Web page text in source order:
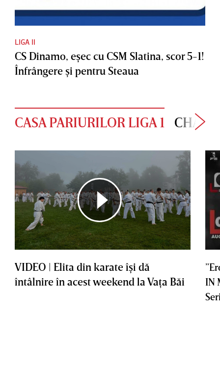
LIGA II
CS Dinamo, eşec cu CSM Slatina, scor 5-1!
Înfrângere şi pentru Steaua
CASA PARIURILOR LIGA 1
VIDEO | Elita din karate îşi dă
întâlnire în acest weekend la Vaţa Băi
IN